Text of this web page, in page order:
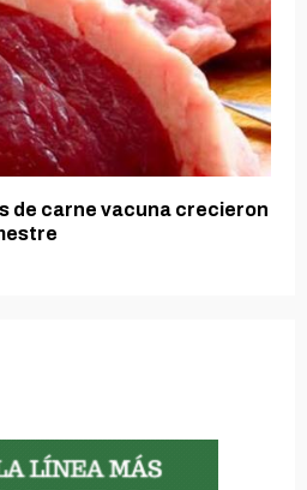
de carne vacuna crecieron